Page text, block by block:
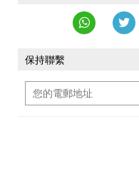
保持聯繫